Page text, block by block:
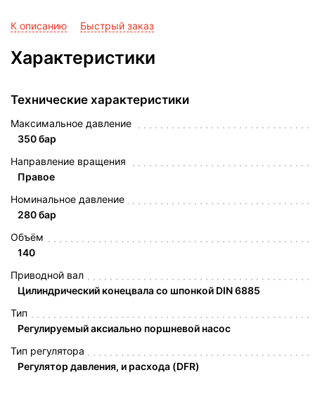
К описанию Быстрый заказ
Характеристики
Технические характеристики
Максимальное давление
350 бар
Направление вращения
Правое
Номинальное давление
280 бар
Объём
140
Приводной вал
Цилиндрический конецвала со шпонкой DIN 6885
Тип
Регулируемый аксиально поршневой насос
Тип регулятора
Регулятор давления, и расхода (DFR)